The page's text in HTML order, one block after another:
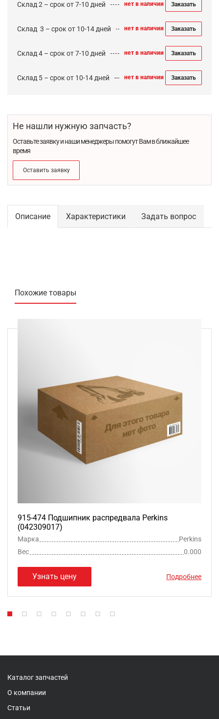
Склад 2 – срок от 7-10 дней нет в наличии Заказать
Cклад 3 – срок от 10-14 дней нет в наличии Заказать
Склад 4 – срок от 7-10 дней нет в наличии Заказать
Склад 5 – срок от 10-14 дней нет в наличии Заказать
Не нашли нужную запчасть?
Оставьте заявку и наши менеджеры помогут Вам в ближайшее
время
Оставить заявку
Описание Характеристики Задать вопрос
Похожие товары
915-474 Подшипник распредвала Perkins
(042309017)
Марка
Perkins
Вес
0.000
Узнать цену Подробнее
Каталог запчастей
О компании
Статьи